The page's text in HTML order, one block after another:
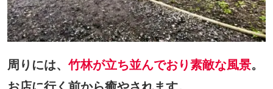
周りには、 竹林が立ち並んでおり素敵な風景。